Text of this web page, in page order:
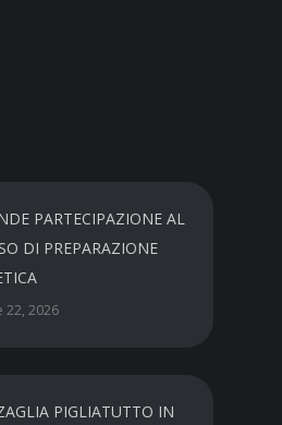
PARTECIPAZIONE AL
DI PREPARAZIONE
22, 2026
PIGLIATUTTO IN